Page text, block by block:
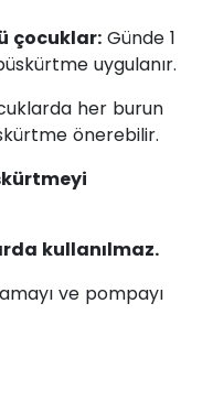
çocuklar: Günde 1
uygulanır.
her burun
önerebilir.
kullanılmaz.
ve pompayı